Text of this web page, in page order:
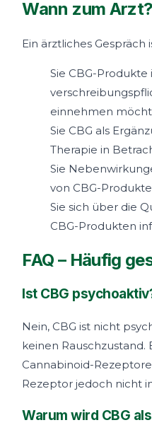
Wann zum Arzt?
Ein ärztliches
Sie CBG-
einnehmen
Sie CBG als
Therapie in
Sie
von CBG-
Sie sich über die
CBG-Produkten
FAQ – Häufig
Ist CBG
Nein, CBG ist nicht
keinen Rauschzustand.
Cannabinoid-
Rezeptor jedoch nicht
Warum wird CBG